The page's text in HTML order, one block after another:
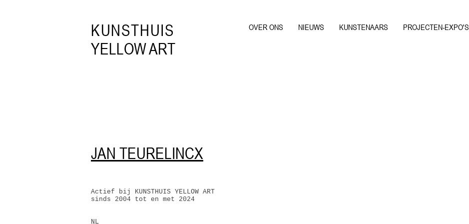
KUNSTHUIS
YELLOW ART
OVER ONS NIEUWS KUNSTENAARS PROJECTEN-EXPO'S
JAN TEURELINCX
Actief bij KUNSTHUIS YELLOW ART
sinds 2004 tot en met 2024
​NL